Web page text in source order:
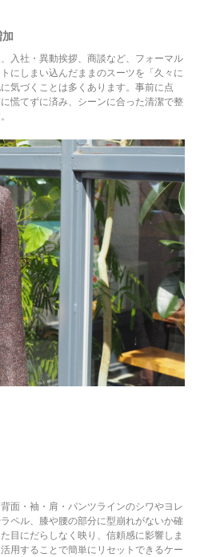
入社・異動挨拶、商談など、フォーマル
にしまい込んだままのスーツを「久々に
気づくことは多くあります。事前に点
慌てずに済み、シーンに合った清潔で整
面・袖・肩・パンツラインのシワやヨレ
ペル、膝や腰の部分に型崩れがないか確
目にだらしなく映り、信頼感に影響しま
用することで簡単にリセットできるケー